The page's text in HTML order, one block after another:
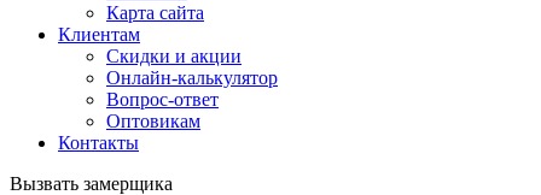
Карта сайта
Клиентам
Скидки и акции
Онлайн-калькулятор
Вопрос-ответ
Оптовикам
Контакты
Вызвать замерщика